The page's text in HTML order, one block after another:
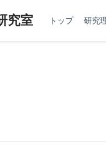
究室 トップ 研究